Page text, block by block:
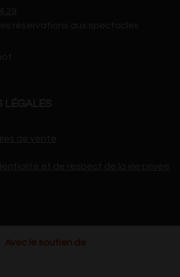
Avec le soutien de